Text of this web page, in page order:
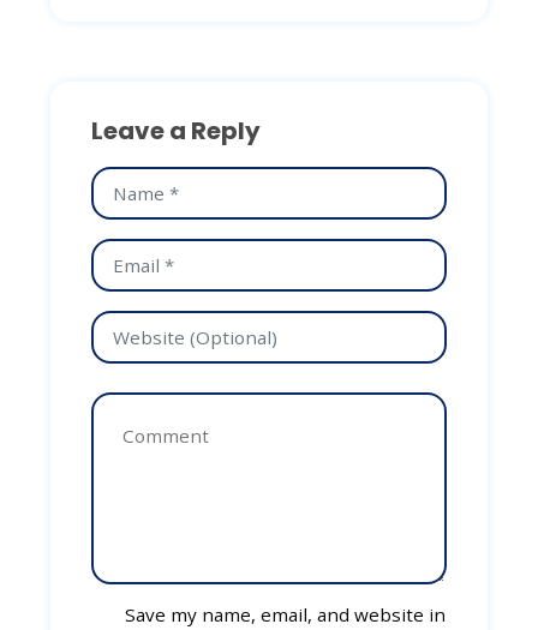
Leave a Reply
Save my name, email, and website in